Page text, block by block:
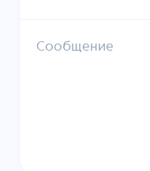
Сообщение